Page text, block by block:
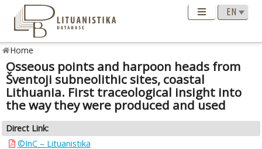
Home
Osseous points and harpoon heads from
Šventoji subneolithic sites, coastal
Lithuania. First traceological insight into
the way they were produced and used
Direct Link:
©InC – Lituanistika